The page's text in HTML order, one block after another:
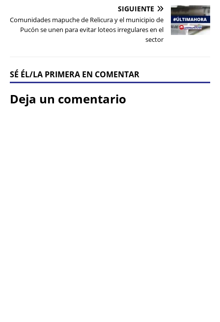
SIGUIENTE
Comunidades mapuche de Relicura y el municipio de
Pucón se unen para evitar loteos irregulares en el
sector
SÉ ÉL/LA PRIMERA EN COMENTAR
Deja un comentario